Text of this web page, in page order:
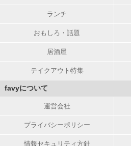
ランチ
おもしろ・話題
居酒屋
テイクアウト特集
favyについて
運営会社
プライバシーポリシー
情報セキュリティ方針